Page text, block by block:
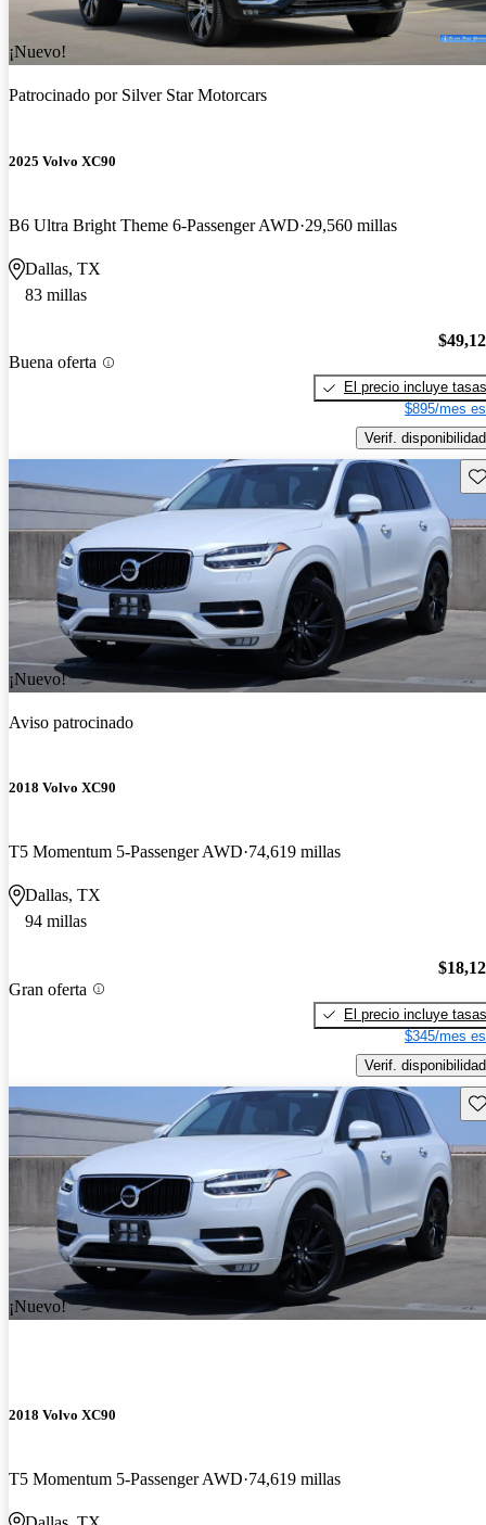
¡Nuevo!
Patrocinado por Silver Star Motorcars
2025 Volvo XC90
B6 Ultra Bright Theme 6-Passenger AWD 29,560 millas
Dallas, TX
83 millas
Buena oferta
El precio incluye tasas
$895/mes
Verif. disponibilidad
¡Nuevo!
Aviso patrocinado
2018 Volvo XC90
T5 Momentum 5-Passenger AWD 74,619 millas
Dallas, TX
94 millas
Gran oferta
El precio incluye tasas
$345/mes
Verif. disponibilidad
¡Nuevo!
2018 Volvo XC90
T5 Momentum 5-Passenger AWD 74,619 millas